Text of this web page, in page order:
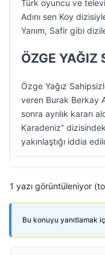
Türk oyuncu ve
Adını sen Koy
Yanım, Safir gibi
ÖZGE YAĞIZ
Özge Yağız
veren Burak Berkay
sonra ayrılık kararı
Karadeniz”
yakınlaştığı iddia
1 yazı görüntüleniyor
Bu konuyu yanıtlamak